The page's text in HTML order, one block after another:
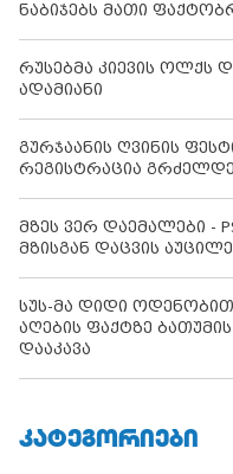
ნაბიჯებს მათი
რუსებმა კიევის ოლქს
ადამიანი
გურჯაანის ღვინის
რეგისტრაცია
მზეს ვერ დაემალები -
მზისგან დაცვის
სუს-მა დიდი
აღების ფაქტზე
დააკავა
ᲙᲐᲢᲔᲒᲝᲠᲘᲔᲑᲘ